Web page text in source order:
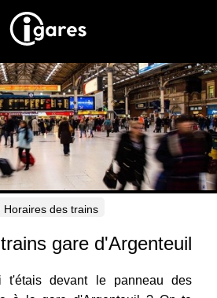
Recherche
Location de voiture
Hôtels
Horaires
Horaires des trains
gare d'Argenteuil
t'étais devant le panneau des